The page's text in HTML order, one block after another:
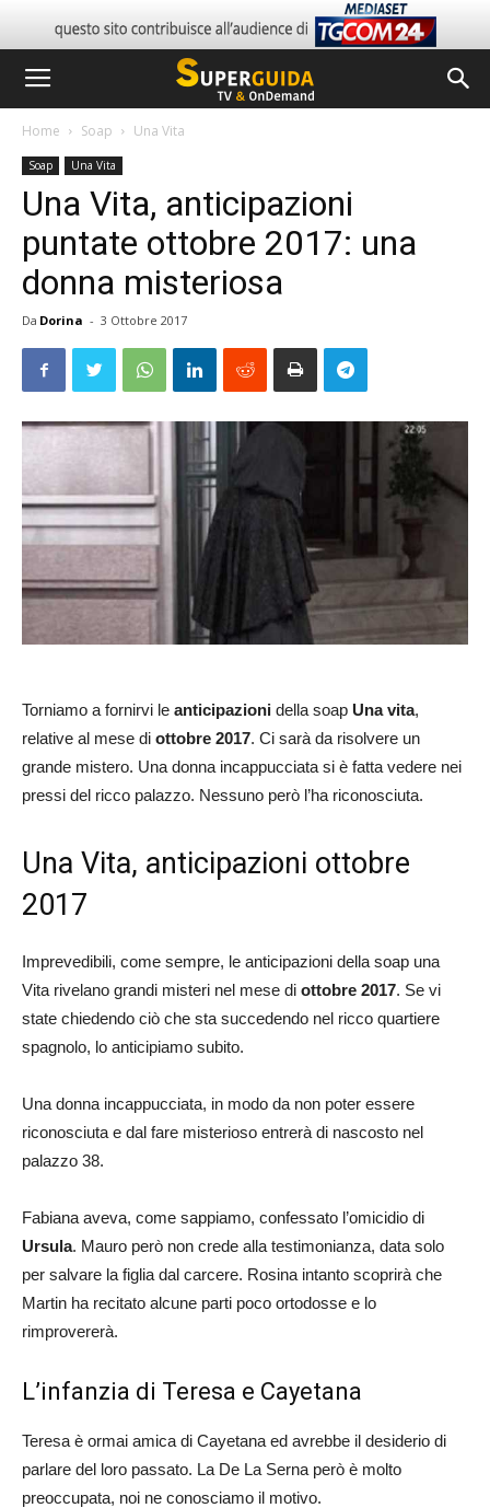
Home Soap Una Vita
Soap Una Vita
Una Vita, anticipazioni
puntate ottobre 2017: una
donna misteriosa
Da Dorina - 3 Ottobre 2017
Torniamo a fornirvi le anticipazioni della soap Una vita,
relative al mese di ottobre 2017. Ci sarà da risolvere un
grande mistero. Una donna incappucciata si è fatta vedere nei
pressi del ricco palazzo. Nessuno però l’ha riconosciuta.
Una Vita, anticipazioni ottobre
2017
Imprevedibili, come sempre, le anticipazioni della soap una
Vita rivelano grandi misteri nel mese di ottobre 2017. Se vi
state chiedendo ciò che sta succedendo nel ricco quartiere
spagnolo, lo anticipiamo subito.
Una donna incappucciata, in modo da non poter essere
riconosciuta e dal fare misterioso entrerà di nascosto nel
palazzo 38.
Fabiana aveva, come sappiamo, confessato l’omicidio di
Ursula. Mauro però non crede alla testimonianza, data solo
per salvare la figlia dal carcere. Rosina intanto scoprirà che
Martin ha recitato alcune parti poco ortodosse e lo
rimprovererà.
L’infanzia di Teresa e Cayetana
Teresa è ormai amica di Cayetana ed avrebbe il desiderio di
parlare del loro passato. La De La Serna però è molto
preoccupata, noi ne conosciamo il motivo.